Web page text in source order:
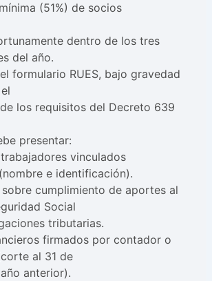
(51%) de socios
dentro de los tres
del año.
formulario RUES, bajo gravedad
los requisitos del Decreto 639
presentar:
vinculados
e identificación).
cumplimiento de aportes al
Social
tributarias.
firmados por contador o
al 31 de
anterior).